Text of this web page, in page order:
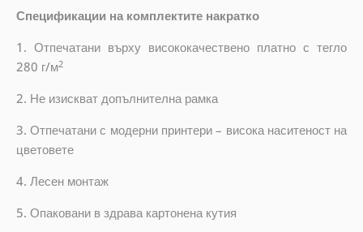
Спецификации на комплектите накратко
1. Отпечатани върху висококачествено платно с тегло
280 г/м2
2. Не изискват допълнителна рамка
3. Отпечатани с модерни принтери – висока наситеност на
цветовете
4. Лесен монтаж
5. Опаковани в здрава картонена кутия